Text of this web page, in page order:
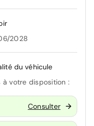
2028
du véhicule
à votre disposition :
Consulter